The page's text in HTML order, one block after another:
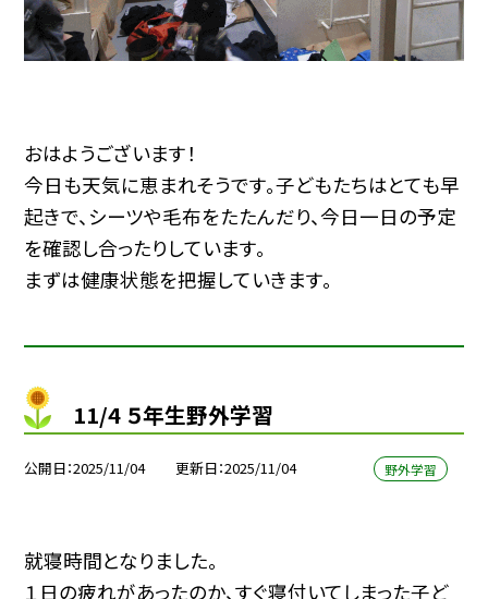
おはようございます！
今日も天気に恵まれそうです。子どもたちはとても早
起きで、シーツや毛布をたたんだり、今日一日の予定
を確認し合ったりしています。
まずは健康状態を把握していきます。
11/4 ５年生野外学習
公開日 2025/11/04 更新日 2025/11/04 野外学習
就寝時間となりました。
１日の疲れがあったのか、すぐ寝付いてしまった子ど